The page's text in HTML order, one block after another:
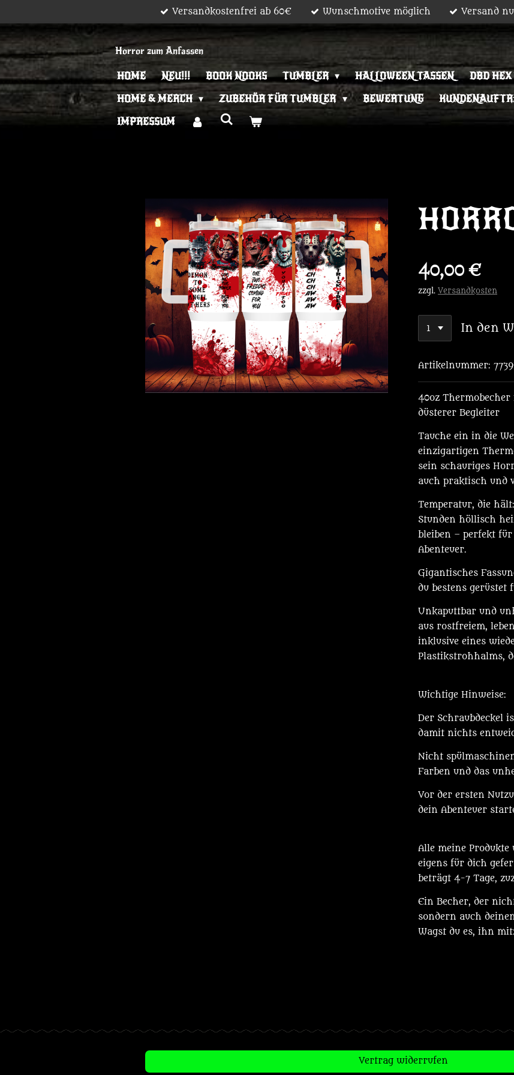
springen
Versandkostenfrei ab 60€ Wunschmotive möglich Versand
Horror zum Anfassen
HOME NEU!!! BOOK NOOKS TUMBLER HALLOWEEN TASSEN
DBD
HOME & MERCH
ZUBEHÖR FÜR TUMBLER BEWERTUNG
IMPRESSUM
40,00 €
zzgl. Versandkosten
In den
Artikelnummer:
40oz
düsterer Begleiter
Tauche ein in die
einzigartigen
sein schauriges
auch praktisch und
Temperatur, die
Stunden höllisch
bleiben – perfekt
Abenteuer.
Gigantisches
du bestens gerüstet
Unkaputtbar und
aus rostfreiem,
inklusive eines
Plastikstrohhalms,
Wichtige Hinweise:
Der Schraubdeckel
damit nichts
Nicht
Farben und das
Vor der ersten
dein Abenteuer
Alle meine
eigens für dich
beträgt 4-7 Tage,
Ein Becher, der
sondern auch
Wagst du es, ihn
Vertrag widerrufen